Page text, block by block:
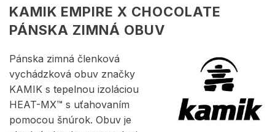
KAMIK EMPIRE X CHOCOLATE
PÁNSKA ZIMNÁ OBUV
Pánska zimná členková
vychádzková obuv značky
KAMIK s tepelnou izoláciou
HEAT-MX™ s uťahovaním
pomocou šnúrok. Obuv je